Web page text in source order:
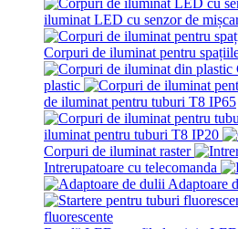
iluminat LED cu senzor de
Corpuri de iluminat pentru
plastic
de iluminat pentru tuburi T8 IP65
iluminat pentru tuburi T8 IP20
Corpuri de iluminat raster
Intrerupatoare cu telecomanda
Adaptoare
fluorescente